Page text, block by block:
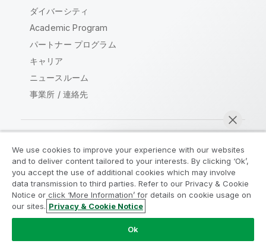
ダイバーシティ
Academic Program
パートナー プログラム
キャリア
ニュースルーム
事業所 / 連絡先
Qlik コミュニティ
法的契約 製品規約
Legal Policies
リーガルポリシー
利用規約
Do Not Share My Info
Copyright © 1993-2026 QlikTech International AB.無断複写・
We use cookies to improve your experience with our websites
and to deliver content tailored to your interests. By clicking ‘Ok’,
you accept the use of additional cookies which may involve
data transmission to third parties. Refer to our Privacy & Cookie
Notice or click ‘More Information’ for details on cookie usage on
our sites. Privacy & Cookie Notice
Ok